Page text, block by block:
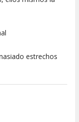
estrechos